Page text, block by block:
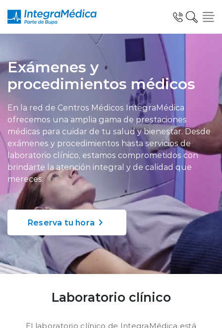
Especialidades y Servicios
Telemedicina Blua
Clínicas Dentales
Planes y Convenios
Pacientes Fonasa
Reserva de Horas
Exámenes y
procedimientos médicos
En la red de Centros Médicos IntegraMédica
ofrecemos una amplia gama de prestaciones
médicas para cuidar de tu salud y bienestar. Desde
exámenes y procedimientos hasta servicios de
laboratorio clínico, estamos comprometidos con
brindarte la atención integral y de calidad que
mereces.
Reserva tu hora
Laboratorio clínico
El laboratorio clínico de IntegraMédica está